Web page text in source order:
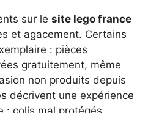
sur le site lego france
et agacement. Certains
: pièces
gratuitement, même
non produits depuis
décrivent une expérience
: colis mal protégés,